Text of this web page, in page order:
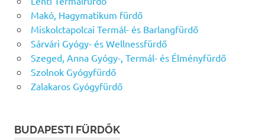
Makó, Hagymatikum fürdő
Miskolctapolcai Termál- és Barlangfürdő
Sárvári Gyógy- és Wellnessfürdő
Szeged, Anna Gyógy-, Termál- és Élményfürdő
Szolnok Gyógyfürdő
Zalakaros Gyógyfürdő
BUDAPESTI FÜRDŐK